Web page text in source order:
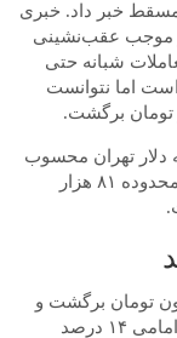
خبر داد. خبری
و موجب عقب‌نشینی
شبانه حتی
شده است اما نتوانست
تهران محسوب
می‌شود. بررسی اکوایران نیز نشان می‌دهد که محدوده ۸۱ هزار
به بالای کانال ۷۳ میلیون تومان برگشت و
در نیمه این کانال جای گرفته است. حباب سکه امامی ۱۴ درصد